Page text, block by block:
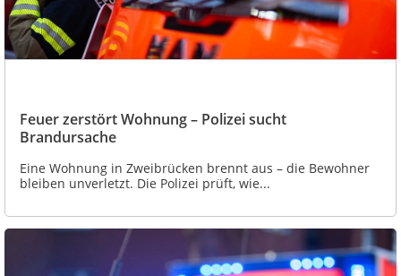
Feuer zerstört Wohnung – Polizei sucht
Brandursache
Eine Wohnung in Zweibrücken brennt aus – die Bewohner
bleiben unverletzt. Die Polizei prüft, wie...